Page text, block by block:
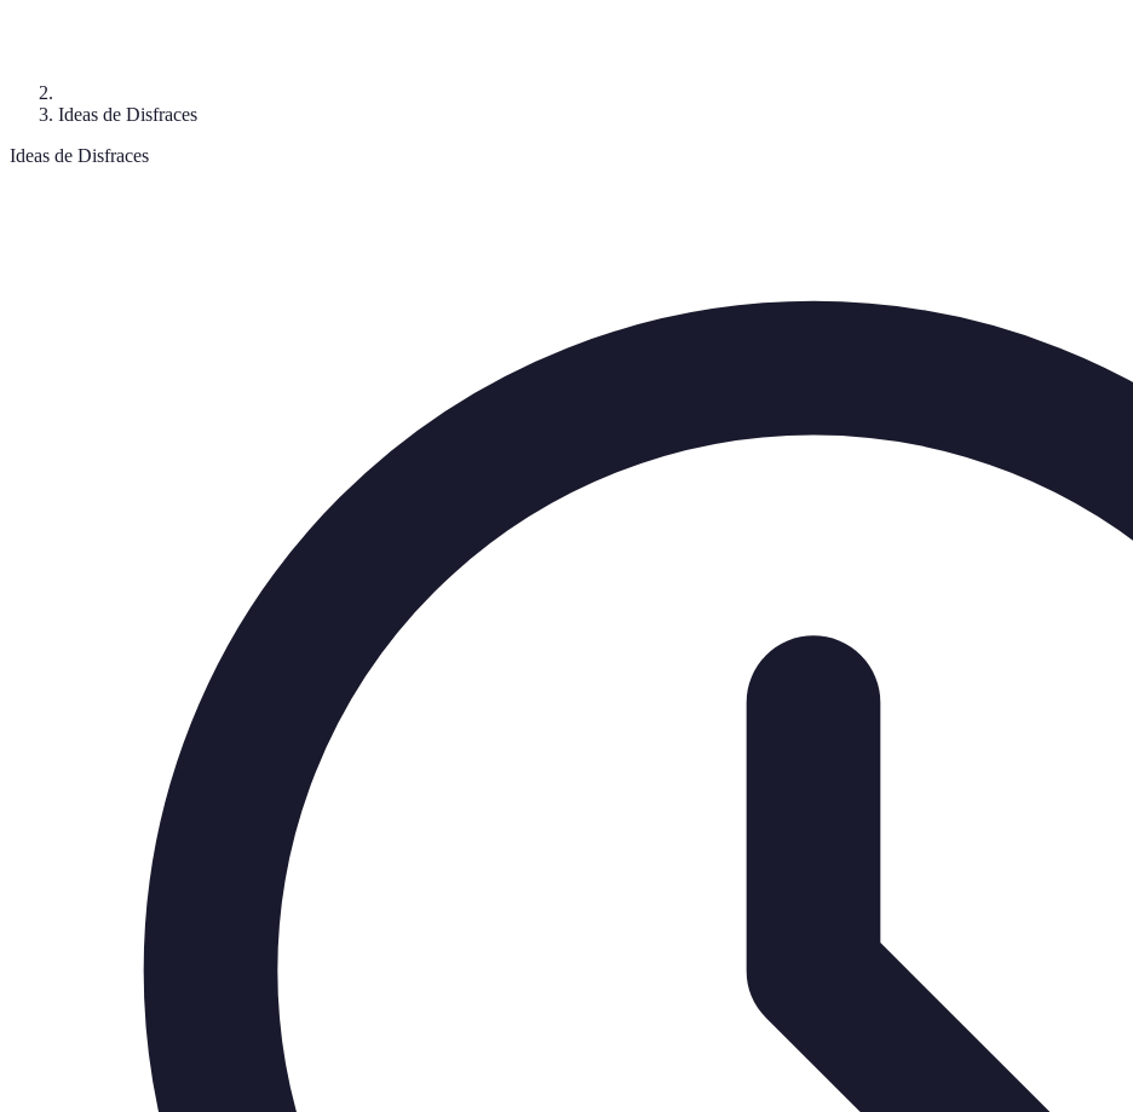
Ideas de Disfraces
Ideas de Disfraces